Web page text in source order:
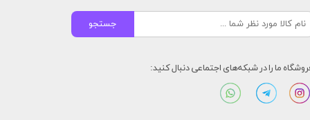
جستجو
ما را در شبکه‌های اجتماعی دنبال کنید: